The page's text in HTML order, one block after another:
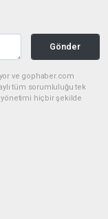
Gönder
ve gophaber.com
tüm sorumluluğu tek
yönetimi hiçbir şekilde